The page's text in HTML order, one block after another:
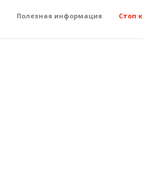
Полезная информация Стоп